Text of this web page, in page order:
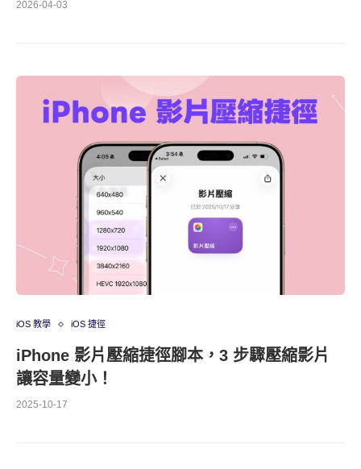
2026-04-03
iOS 教學 iOS 捷徑
iPhone 影片壓縮捷徑腳本，3 步驟壓縮影片
讓容量變小！
2025-10-17